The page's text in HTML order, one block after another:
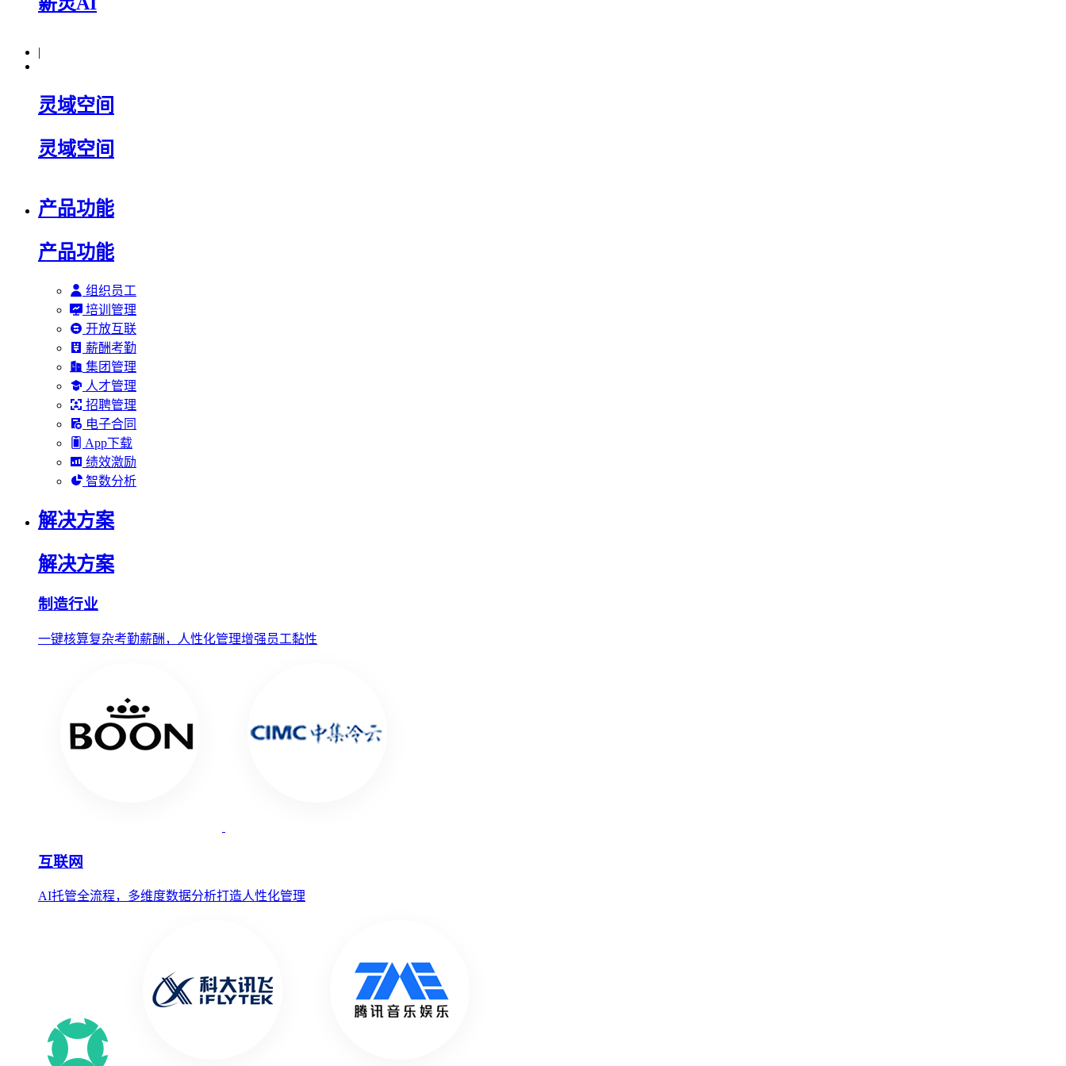
|
灵域空间
灵域空间
产品功能
产品功能
组织员工
培训管理
开放互联
薪酬考勤
集团管理
人才管理
招聘管理
电子合同
App下载
绩效激励
智数分析
解决方案
解决方案
制造行业
一键核算复杂考勤薪酬，人性化管理增强员工黏性
互联网
AI托管全流程，多维度数据分析打造人性化管理